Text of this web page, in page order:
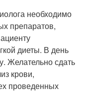
необходимо
препаратов,
диеты. В день
Желательно сдать
крови,
проведенных